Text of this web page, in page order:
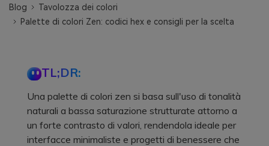
Blog
Tavolozza dei colori
Palette di colori Zen: codici hex e consigli per la scelta
TL;DR:
Una palette di colori zen si basa sull'uso di tonalità
naturali a bassa saturazione strutturate attorno a
un forte contrasto di valori, rendendola ideale per
interfacce minimaliste e progetti di benessere che